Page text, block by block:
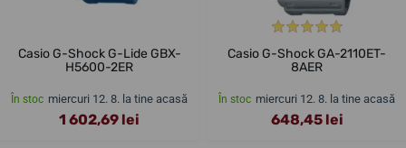
Casio G-Shock G-Lide GBX-
H5600-2ER
În stoc miercuri 12. 8. la tine acasă
1 602,69 lei
Casio G-Shock GA-2110ET-
8AER
În stoc miercuri 12. 8. la tine acasă
648,45 lei